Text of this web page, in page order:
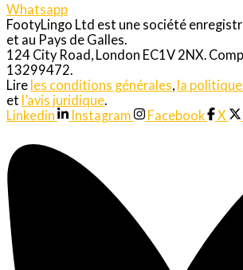
Whatsapp
FootyLingo Ltd est une société
et au Pays de Galles.
124 City Road, London EC1V 2NX.
13299472.
Lire les conditions générales la
et l’avis juridique
Linkedin
Instagram Facebook X